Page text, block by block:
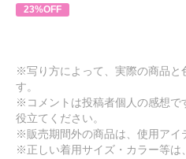
23%OFF
※写り方によって、実際の商品と
す。
※コメントは投稿者個人の感想で
役立てください。
※販売期間外の商品は、使用アイ
※正しい着用サイズ・カラー等は